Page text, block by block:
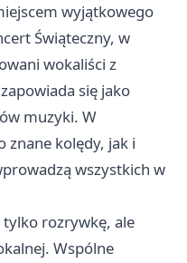
wyjątkowego
Świąteczny, w
wokaliści z
się jako
muzyki. W
znane kolędy, jak i
wszystkich w
rozrywkę, ale
Wspólne